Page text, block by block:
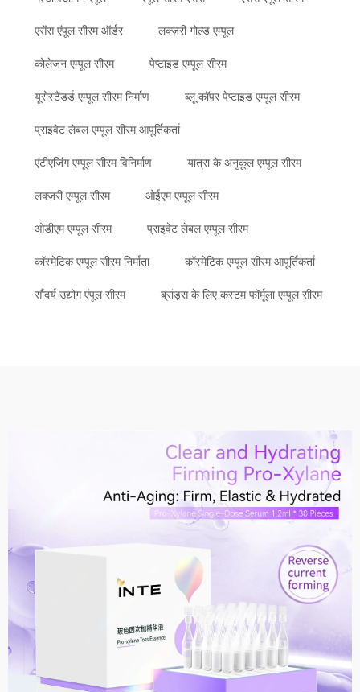
एसेंस एंपूल सीरम ऑर्डर लक्ज़री गोल्ड एम्पूल
कोलेजन एम्पूल सीरम पेप्टाइड एम्पूल सीरम
यूरोस्टैंडर्ड एम्पूल सीरम निर्माण ब्लू कॉपर पेप्टाइड एम्पूल सीरम
प्राइवेट लेबल एम्पूल सीरम आपूर्तिकर्ता
एंटीएजिंग एम्पूल सीरम विनिर्माण यात्रा के अनुकूल एम्पूल सीरम
लक्ज़री एम्पूल सीरम ओईएम एम्पूल सीरम
ओडीएम एम्पूल सीरम प्राइवेट लेबल एम्पूल सीरम
कॉस्मेटिक एम्पूल सीरम निर्माता कॉस्मेटिक एम्पूल सीरम आपूर्तिकर्ता
सौंदर्य उद्योग एंपूल सीरम ब्रांड्स के लिए कस्टम फॉर्मूला एम्पूल सीरम